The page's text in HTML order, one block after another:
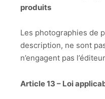
produits
Les photographies de
description, ne sont
n’engagent pas
Article 13 – Loi